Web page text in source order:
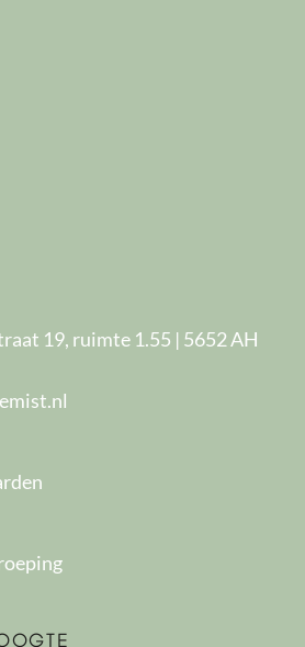
19, ruimte 1.55 | 5652 AH